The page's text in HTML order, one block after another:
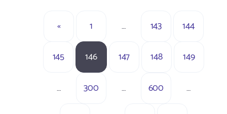
« 1 … 143 144
145 146 147 148 149
… 300 … 600 …